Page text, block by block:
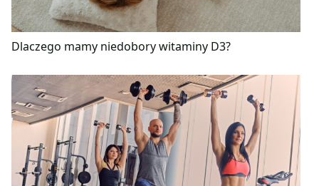
Dlaczego mamy niedobory witaminy D3?